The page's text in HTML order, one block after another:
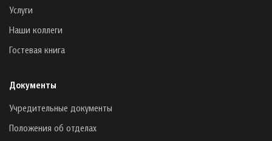
Услуги
Наши коллеги
Гостевая книга
Документы
Учредительные документы
Положения об отделах